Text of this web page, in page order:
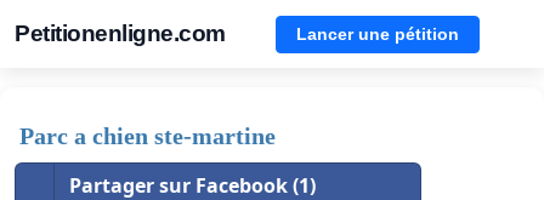
Petitionenligne.com Lancer une pétition
Parc a chien ste-martine
Partager sur Facebook (1)